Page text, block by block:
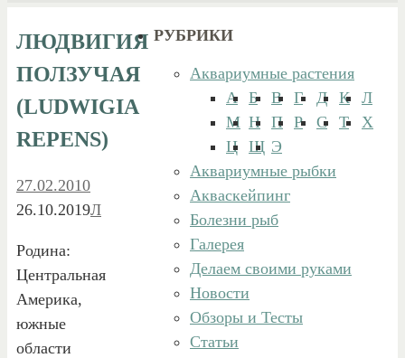
ЛЮДВИГИЯ
ПОЛЗУЧАЯ
(LUDWIGIA
REPENS)
27.02.2010
26.10.2019Л
Родина:
Центральная
Америка,
южные
области
РУБРИКИ
Аквариумные растения
А Б В Г Д К
Л
М Н П Р С Т
Х
Ц Щ Э
Аквариумные рыбки
Акваскейпинг
Болезни рыб
Галерея
Делаем своими руками
Новости
Обзоры и Тесты
Статьи